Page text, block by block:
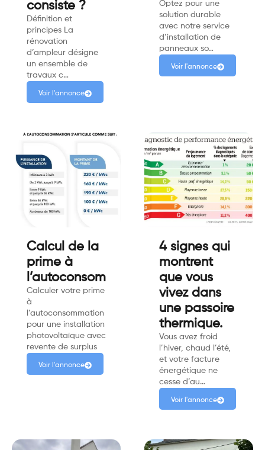
consiste ?
Définition et
principes La
rénovation
d’ampleur désigne
un ensemble de
travaux c…
Voir l'annonce
Optez pour une
solution durable
avec notre service
d’installation de
panneaux so…
Voir l'annonce
Calcul de la
prime à
l’autoconsommation
Calculer votre prime
à
l’autoconsommation
pour une installation
photovoltaïque avec
revente de surplus
Voir l'annonce
4 signes qui
montrent
que vous
vivez dans
une passoire
thermique.
Vous avez froid
l’hiver, chaud l’été,
et votre facture
énergétique ne
cesse d’au…
Voir l'annonce